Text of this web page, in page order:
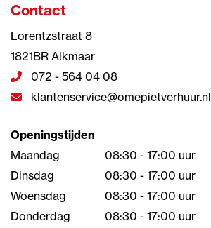
Contact
Lorentzstraat 8
1821BR Alkmaar
072 - 564 04 08
klantenservice@omepietverhuur.nl
Openingstijden
Maandag
08:30 - 17:00 uur
Dinsdag
08:30 - 17:00 uur
Woensdag
08:30 - 17:00 uur
Donderdag
08:30 - 17:00 uur